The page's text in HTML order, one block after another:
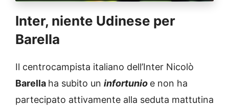
Inter, niente Udinese per
Barella
Il centrocampista italiano dell’Inter Nicolò
Barella ha subito un infortunio e non ha
partecipato attivamente alla seduta mattutina